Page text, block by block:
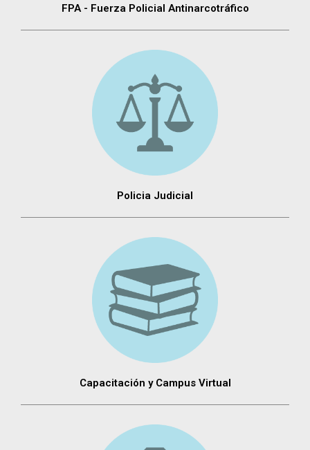
FPA - Fuerza Policial Antinarcotráfico
Policia Judicial
Capacitación y Campus Virtual